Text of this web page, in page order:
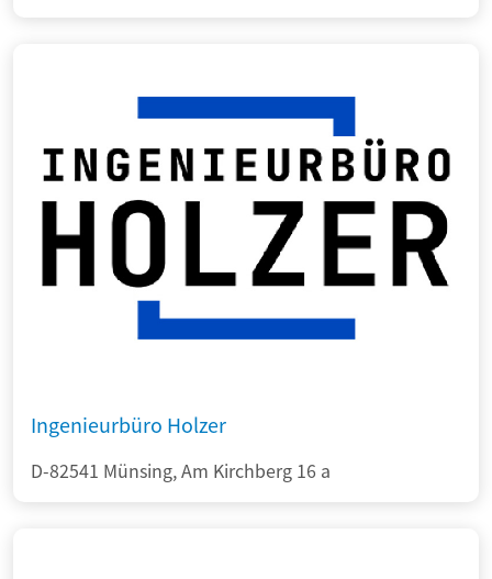
Ingenieurbüro Holzer
D-82541 Münsing, Am Kirchberg 16 a